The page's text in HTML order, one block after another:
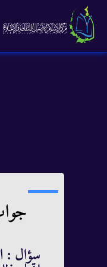
سؤال :